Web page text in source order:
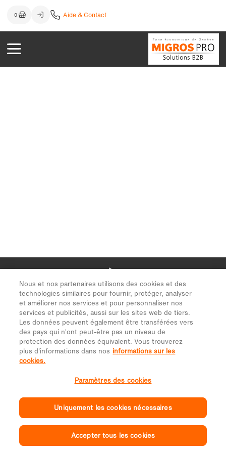
Nous et nos partenaires utilisons des cookies et des
technologies similaires pour fournir, protéger, analyser
et améliorer nos services et pour personnaliser nos
services et publicités, aussi sur les sites web de tiers.
Les données peuvent également être transférées vers
des pays qui n'ont peut-être pas un niveau de
protection des données équivalent. Vous trouverez
plus d'informations dans nos informations sur les
cookies.
Paramètres des cookies
Uniquement les cookies nécessaires
Accepter tous les cookies